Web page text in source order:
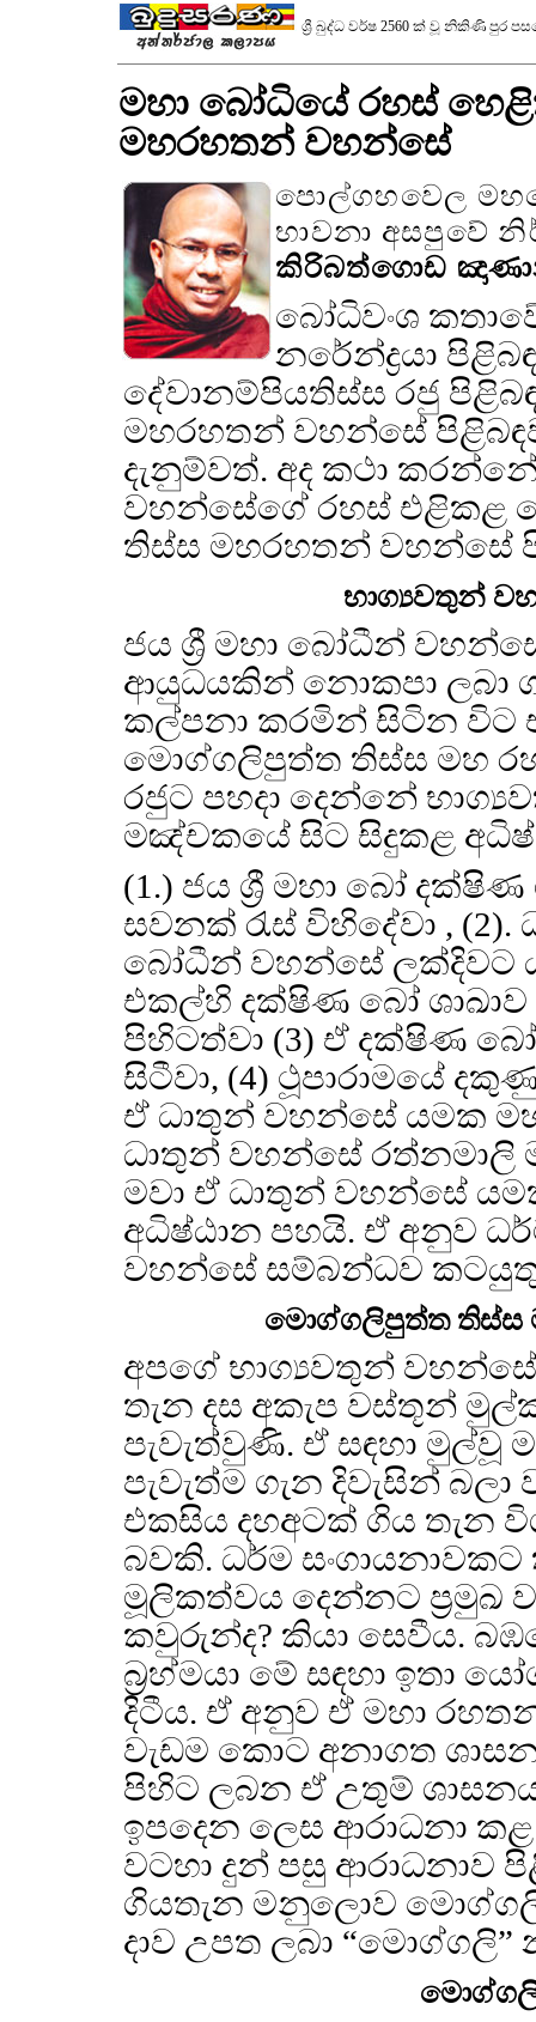
ශ්‍රී බුද්ධ වර්ෂ 2560 ක් වූ නිකිණි පුර
මහා බෝධියේ රහස්
මහරහතන් වහන්සේ
පොල්ගහවෙල
භාවනා අසපුවේ
කිරිබත්ගොඩ
බෝධිවංශ
නරේන්ද්‍රයා
දේවානම්පියතිස්ස රජු
මහරහතන් වහන්සේ
දැනුම්වත්. අද කථා
වහන්සේගේ රහස් එළිකළ
තිස්ස මහරහතන් වහන්සේ
භාග්‍යවතුන්
ජය ශ්‍රී මහා බෝධීන්
ආයුධයකින් නොකපා ලබා
කල්පනා කරමින් සිටින විට
මොග්ගලිපුත්ත තිස්ස මහ
රජුට පහදා දෙන්නේ
මඤ්චකයේ සිට සිදුකළ
(1.) ජය ශ්‍රී මහා බෝ
සවනක් රැස් විහිදේවා ,
බෝධීන් වහන්සේ ලක්දිවට
එකල්හි දක්ෂිණ බෝ ශාඛාව
පිහිටත්වා (3) ඒ දක්ෂිණ
සිටීවා, (4) ථූපාරාමයේ
ඒ ධාතුන් වහන්සේ යමක
ධාතුන් වහන්සේ රත්නමාලි
මවා ඒ ධාතුන් වහන්සේ යමක
අධිෂ්ඨාන පහයි. ඒ අනුව
වහන්සේ සම්බන්ධව
මොග්ගලිපුත්ත තිස්ස
අපගේ භාග්‍යවතුන්
තැන දස අකැප වස්තූන්
පැවැත්වුණි. ඒ සඳහා
පැවැත්ම ගැන දිවැසින්
එකසිය දහඅටක් ගිය තැන
බවකි. ධර්ම
මූලිකත්වය දෙන්නට ප්‍රමුඛ
කවුරුන්ද? කියා සෙවීය.
බ්‍රහ්මයා මේ සඳහා ඉතා
දිටීය. ඒ අනුව ඒ මහා
වැඩම කොට අනාගත
පිහිට ලබන ඒ උතුම්
ඉපදෙන ලෙස ආරාධනා
වටහා දුන් පසු
ගියතැන මනුලොව මොග්ගලි
දාව උපත ලබා “මොග්ගලි”
මොග්ගලි